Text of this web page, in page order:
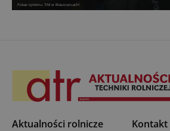
Pokaz systemu TIM w Braszowicach!
Aktualności rolnicze
Kontakt